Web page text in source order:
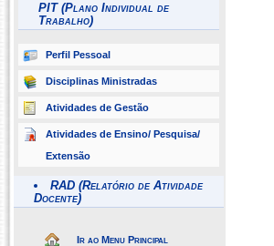
PIT (Plano Individual de
Trabalho)
Perfil Pessoal
Disciplinas Ministradas
Atividades de Gestão
Atividades de Ensino/ Pesquisa/
Extensão
RAD (Relatório de Atividade
Docente)
Ir ao Menu Principal